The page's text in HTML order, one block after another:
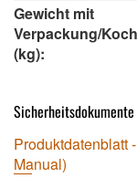
Gewicht mit
Verpackung/
(kg):
Sicherheitsdokumente
Produktdatenblatt
Manual)